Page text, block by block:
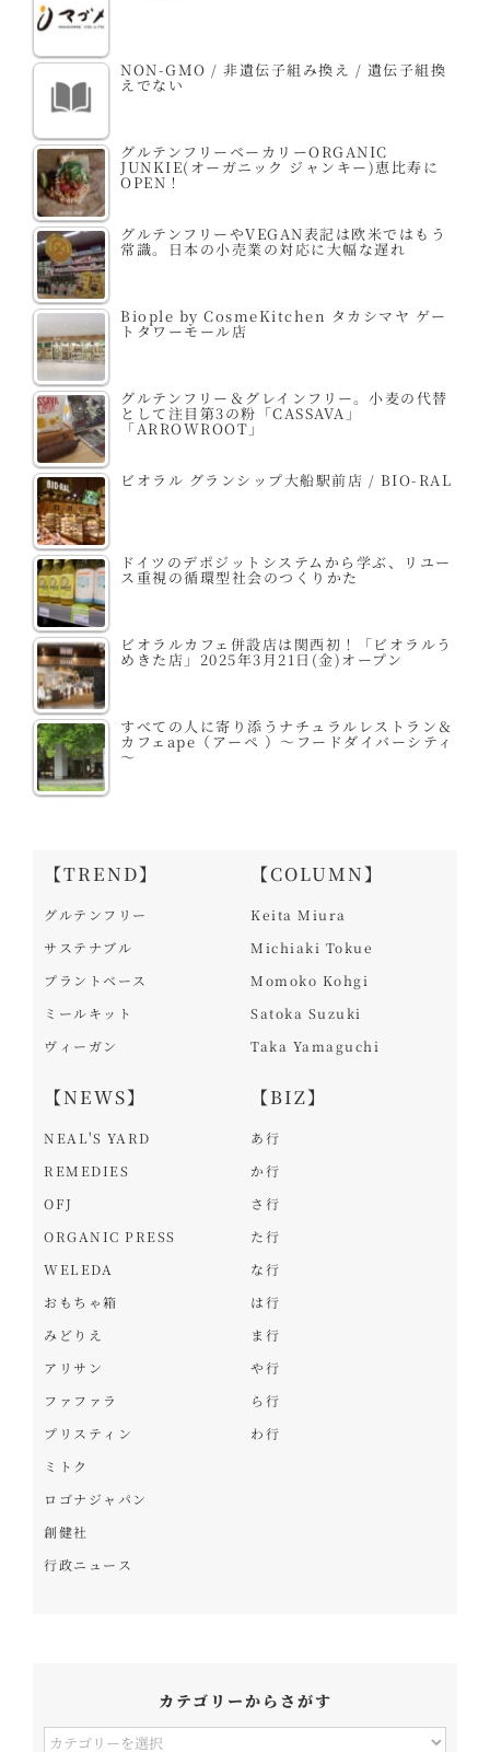
NON-GMO / 非遺伝子組み換え / 遺伝子組換
えでない
グルテンフリーベーカリーORGANIC
JUNKIE(オーガニック ジャンキー)恵比寿に
OPEN！
グルテンフリーやVEGAN表記は欧米ではもう
常識。日本の小売業の対応に大幅な遅れ
Biople by CosmeKitchen タカシマヤ ゲー
トタワーモール店
グルテンフリー＆グレインフリー。小麦の代替
として注目第3の粉「CASSAVA」
「ARROWROOT」
ビオラル グランシップ大船駅前店 / BIO-RAL
ドイツのデポジットシステムから学ぶ、リユー
ス重視の循環型社会のつくりかた
ビオラルカフェ併設店は関西初！「ビオラルう
めきた店」2025年3月21日(金)オープン
すべての人に寄り添うナチュラルレストラン＆
カフェape（アーペ ）～フードダイバーシティ
～
【TREND】
グルテンフリー
サステナブル
プラントベース
ミールキット
ヴィーガン
【NEWS】
NEAL'S YARD
REMEDIES
OFJ
ORGANIC PRESS
WELEDA
おもちゃ箱
みどりえ
アリサン
ファファラ
プリスティン
ミトク
ロゴナジャパン
創健社
行政ニュース
【COLUMN】
Keita Miura
Michiaki Tokue
Momoko Kohgi
Satoka Suzuki
Taka Yamaguchi
【BIZ】
あ行
か行
さ行
た行
な行
は行
ま行
や行
ら行
わ行
カテゴリーからさがす
カ